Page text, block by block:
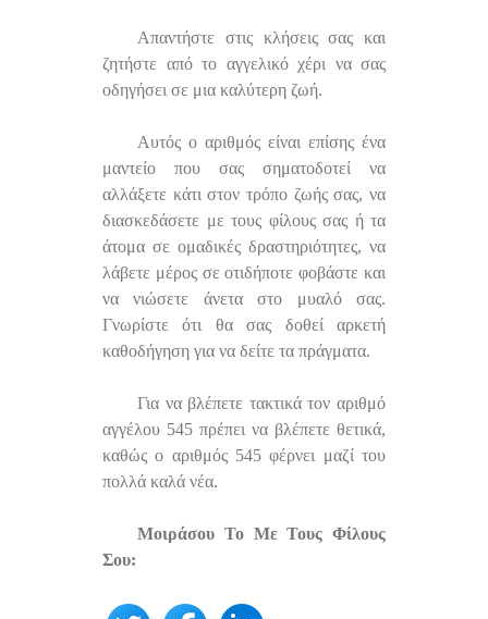
Απαντήστε στις κλήσεις σας και
ζητήστε από το αγγελικό χέρι να σας
οδηγήσει σε μια καλύτερη ζωή.
Αυτός ο αριθμός είναι επίσης ένα
μαντείο που σας σηματοδοτεί να
αλλάξετε κάτι στον τρόπο ζωής σας, να
διασκεδάσετε με τους φίλους σας ή τα
άτομα σε ομαδικές δραστηριότητες, να
λάβετε μέρος σε οτιδήποτε φοβάστε και
να νιώσετε άνετα στο μυαλό σας.
Γνωρίστε ότι θα σας δοθεί αρκετή
καθοδήγηση για να δείτε τα πράγματα.
Για να βλέπετε τακτικά τον αριθμό
αγγέλου 545 πρέπει να βλέπετε θετικά,
καθώς ο αριθμός 545 φέρνει μαζί του
πολλά καλά νέα.
Μοιράσου Το Με Τους Φίλους
Σου: